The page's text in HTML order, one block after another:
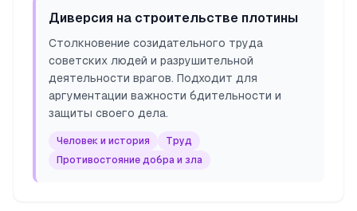
Диверсия на строительстве плотины
Столкновение созидательного труда
советских людей и разрушительной
деятельности врагов. Подходит для
аргументации важности бдительности и
защиты своего дела.
Человек и история
Труд
Противостояние добра и зла